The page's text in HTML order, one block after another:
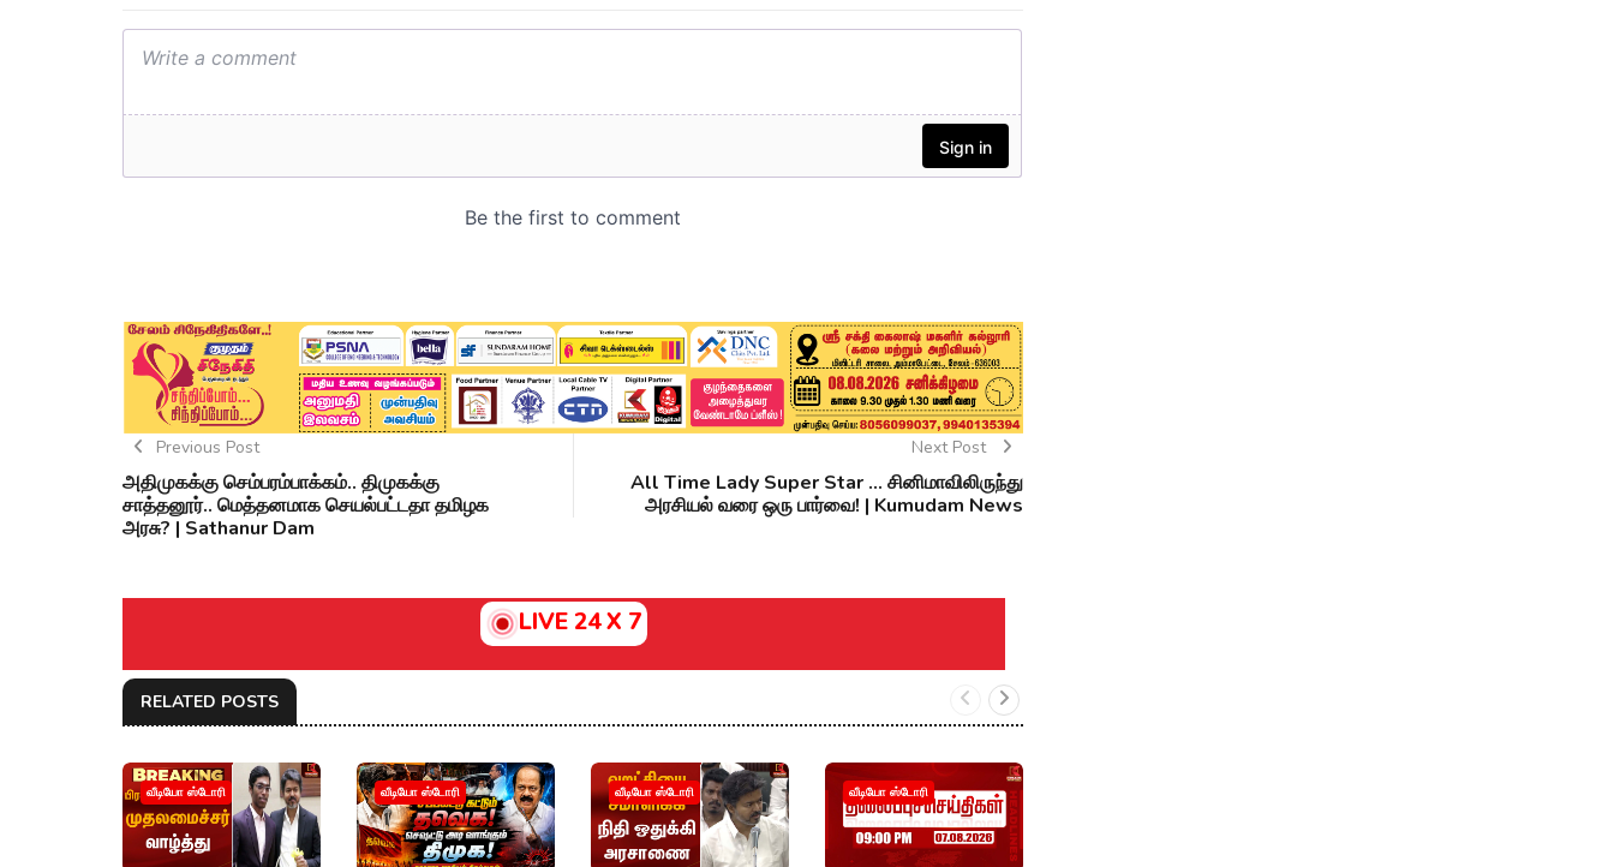
Previous Post
அதிமுகக்கு செம்பரம்பாக்கம்.. திமுகக்கு
சாத்தனூர்.. மெத்தனமாக செயல்பட்டதா தமிழக
அரசு? | Sathanur Dam
Next Post
All Time Lady Super Star ... சினிமாவிலிருந்து
அரசியல் வரை ஒரு பார்வை! | Kumudam News
LIVE 24 X 7
RELATED POSTS
வீடியோ ஸ்டோரி வீடியோ ஸ்டோரி வீடியோ ஸ்டோரி வீடியோ ஸ்டோரி